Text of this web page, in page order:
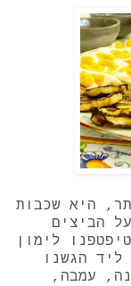
היא שכבות
הביצים
לימון
הגשנו
עמבה,